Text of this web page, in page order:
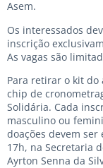
Asem.
Os interessados
inscrição
As vagas são
Para retirar o kit
chip de
Solidária. Cada
masculino ou
doações devem
17h, na Secretaria
Ayrton Senna da